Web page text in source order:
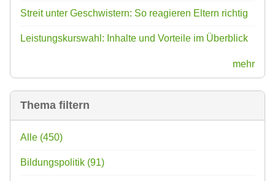
Streit unter Geschwistern: So reagieren Eltern richtig
Leistungskurswahl: Inhalte und Vorteile im Überblick
mehr
Thema filtern
Alle (450)
Bildungspolitik (91)